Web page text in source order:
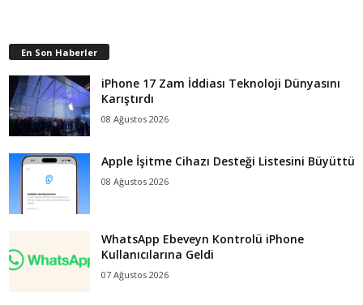
En Son Haberler
iPhone 17 Zam İddiası Teknoloji Dünyasını
Karıştırdı
08 Ağustos 2026
Apple İşitme Cihazı Desteği Listesini Büyüttü
08 Ağustos 2026
WhatsApp Ebeveyn Kontrolü iPhone
Kullanıcılarına Geldi
07 Ağustos 2026